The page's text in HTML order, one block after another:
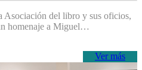
del libro y sus oficios,
homenaje a Miguel…
Ver más